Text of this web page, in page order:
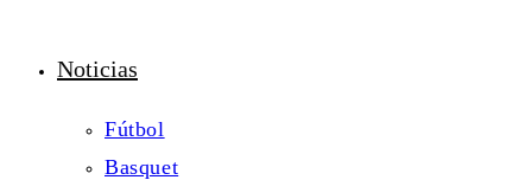
Noticias
Fútbol
Basquet